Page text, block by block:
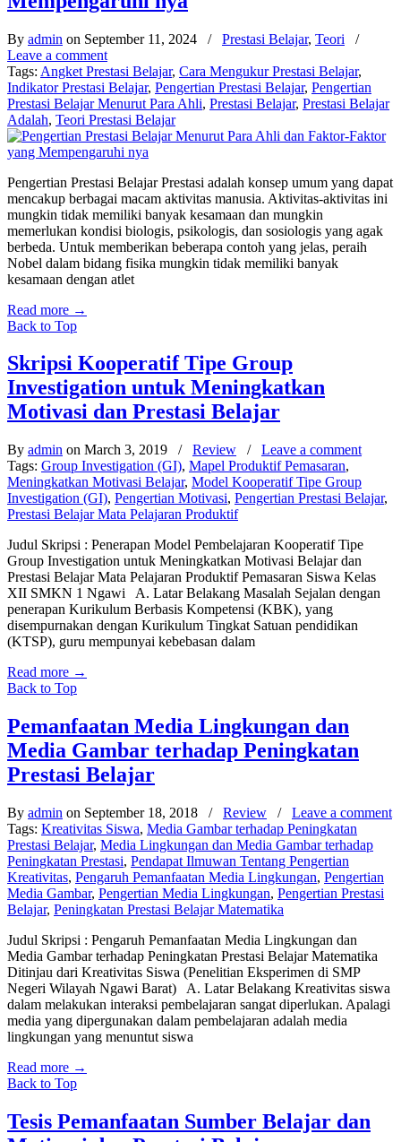
By admin on September 11, 2024 / Prestasi Belajar, Teori
/
Leave a comment
Tags: Angket Prestasi Belajar, Cara Mengukur Prestasi Belajar,
Indikator Prestasi Belajar, Pengertian Prestasi Belajar, Pengertian
Prestasi Belajar Menurut Para Ahli, Prestasi Belajar, Prestasi Belajar
Adalah, Teori Prestasi Belajar
Pengertian Prestasi Belajar Prestasi adalah konsep umum yang dapat
mencakup berbagai macam aktivitas manusia. Aktivitas-aktivitas ini
mungkin tidak memiliki banyak kesamaan dan mungkin
memerlukan kondisi biologis, psikologis, dan sosiologis yang agak
berbeda. Untuk memberikan beberapa contoh yang jelas, peraih
Nobel dalam bidang fisika mungkin tidak memiliki banyak
kesamaan dengan atlet
Read more →
Back to Top
Skripsi Kooperatif Tipe Group
Investigation untuk Meningkatkan
Motivasi dan Prestasi Belajar
By admin on March 3, 2019 / Review / Leave a comment
Tags: Group Investigation (GI), Mapel Produktif Pemasaran,
Meningkatkan Motivasi Belajar, Model Kooperatif Tipe Group
Investigation (GI), Pengertian Motivasi, Pengertian Prestasi Belajar,
Prestasi Belajar Mata Pelajaran Produktif
Judul Skripsi : Penerapan Model Pembelajaran Kooperatif Tipe
Group Investigation untuk Meningkatkan Motivasi Belajar dan
Prestasi Belajar Mata Pelajaran Produktif Pemasaran Siswa Kelas
XII SMKN 1 Ngawi A. Latar Belakang Masalah Sejalan dengan
penerapan Kurikulum Berbasis Kompetensi (KBK), yang
disempurnakan dengan Kurikulum Tingkat Satuan pendidikan
(KTSP), guru mempunyai kebebasan dalam
Read more →
Back to Top
Pemanfaatan Media Lingkungan dan
Media Gambar terhadap Peningkatan
Prestasi Belajar
By admin on September 18, 2018 / Review / Leave a comment
Tags: Kreativitas Siswa, Media Gambar terhadap Peningkatan
Prestasi Belajar, Media Lingkungan dan Media Gambar terhadap
Peningkatan Prestasi, Pendapat Ilmuwan Tentang Pengertian
Kreativitas, Pengaruh Pemanfaatan Media Lingkungan, Pengertian
Media Gambar, Pengertian Media Lingkungan, Pengertian Prestasi
Belajar, Peningkatan Prestasi Belajar Matematika
Judul Skripsi : Pengaruh Pemanfaatan Media Lingkungan dan
Media Gambar terhadap Peningkatan Prestasi Belajar Matematika
Ditinjau dari Kreativitas Siswa (Penelitian Eksperimen di SMP
Negeri Wilayah Ngawi Barat) A. Latar Belakang Kreativitas siswa
dalam melakukan interaksi pembelajaran sangat diperlukan. Apalagi
media yang dipergunakan dalam pembelajaran adalah media
lingkungan yang menuntut siswa
Read more →
Back to Top
Tesis Pemanfaatan Sumber Belajar dan